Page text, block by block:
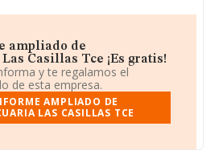
ampliado de
Casillas Tce ¡Es gratis!
y te regalamos el
de esta empresa.
AMPLIADO DE
LAS CASILLAS TCE